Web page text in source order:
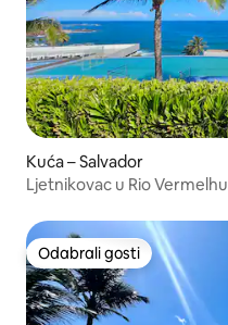
Kuća – Salvador
Ljetnikovac u Rio Vermelhu
Odabrali gosti
Odabrali gosti